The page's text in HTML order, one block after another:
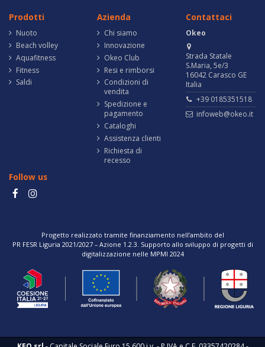
Prodotti
Nuoto
Beach volley
Aquafitness
Fitness
Saldi
Azienda
Chi siamo
Innovazione
Okeo Club
Resi e rimborsi
Condizioni di
vendita
Spedizione e
pagamento
Cataloghi
Assistenza clienti
Richiesta di
recesso
Contattaci
Okeo
Strada Statale
S.Maria, 5e/3
16042 Carasco GE
Italia
+39 0185351518
infoweb@okeo.it
Follow us
Progetto realizzato tramite finanziamento nell’ambito del
PR FESR Liguria 2021/2027 – Azione 1.2.3. Supporto allo sviluppo di progetti di
digitalizzazione nelle MPMI 2024